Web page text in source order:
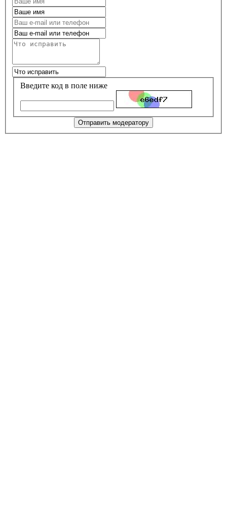
Введите код в поле ниже
Отправить модератору